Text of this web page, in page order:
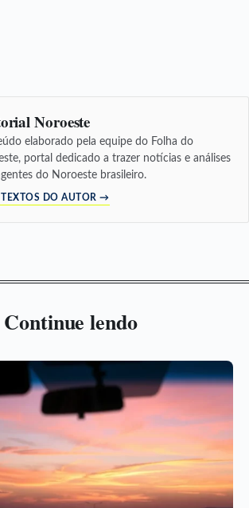
Noroeste
elaborado pela equipe do Folha do
portal dedicado a trazer notícias e análises
do Noroeste brasileiro.
TEXTOS DO AUTOR →
Continue lendo